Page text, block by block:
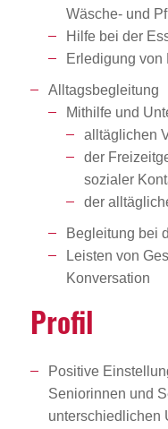
Wäsche- und
Hilfe bei der
Erledigung von
Alltagsbegleitung
Mithilfe und
alltäglichen
der
sozialer
der
Begleitung bei
Leisten von
Konversation
Profil
Positive
Seniorinnen und
unterschiedlichen